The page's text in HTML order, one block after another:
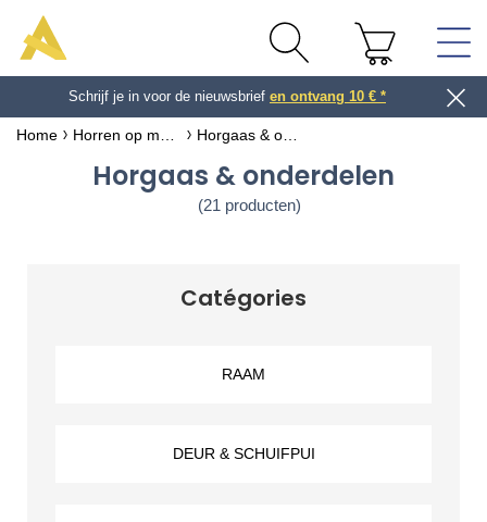
en ontvang 10 € *
We verzenden ook naar België!
Home
Horgaas & onderdelen
(21 producten)
Catégories
RAAM
DEUR & SCHUIFPUI